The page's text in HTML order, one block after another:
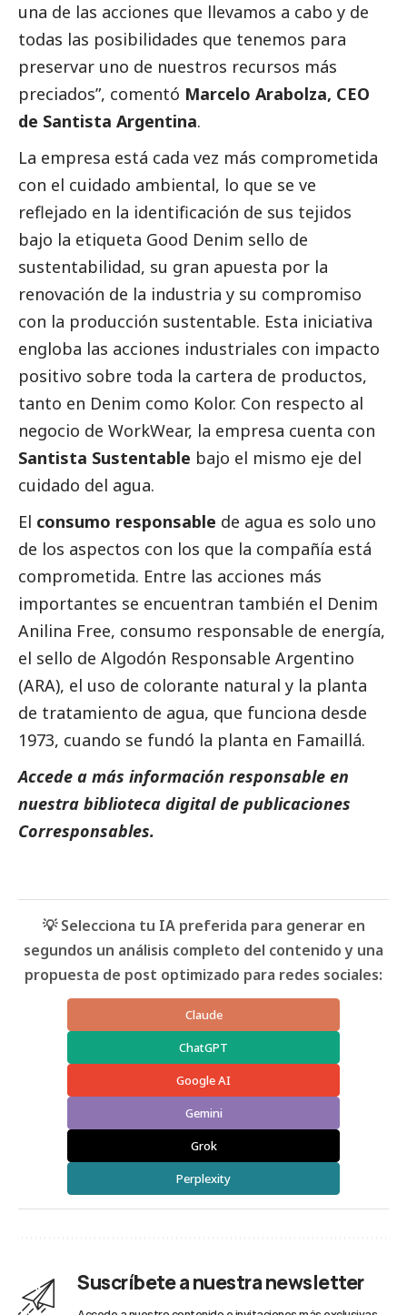
una de las acciones que llevamos a cabo y de
todas las posibilidades que tenemos para
preservar uno de nuestros recursos más
preciados”, comentó Marcelo Arabolza, CEO
de Santista Argentina.
La empresa está cada vez más comprometida
con el cuidado ambiental, lo que se ve
reflejado en la identificación de sus tejidos
bajo la etiqueta Good Denim sello de
sustentabilidad, su gran apuesta por la
renovación de la industria y su compromiso
con la producción sustentable. Esta iniciativa
engloba las acciones industriales con impacto
positivo sobre toda la cartera de productos,
tanto en Denim como Kolor. Con respecto al
negocio de WorkWear, la empresa cuenta con
Santista Sustentable bajo el mismo eje del
cuidado del agua.
El consumo responsable de agua es solo uno
de los aspectos con los que la compañía está
comprometida. Entre las acciones más
importantes se encuentran también el Denim
Anilina Free, consumo responsable de energía,
el sello de Algodón Responsable Argentino
(ARA), el uso de colorante natural y la planta
de tratamiento de agua, que funciona desde
1973, cuando se fundó la planta en Famaillá.
Accede a más información responsable en
nuestra biblioteca digital de publicaciones
Corresponsables.
💡 Selecciona tu IA preferida para generar en
segundos un análisis completo del contenido y una
propuesta de post optimizado para redes sociales:
Claude
ChatGPT
Google AI
Gemini
Grok
Perplexity
Suscríbete a nuestra newsletter